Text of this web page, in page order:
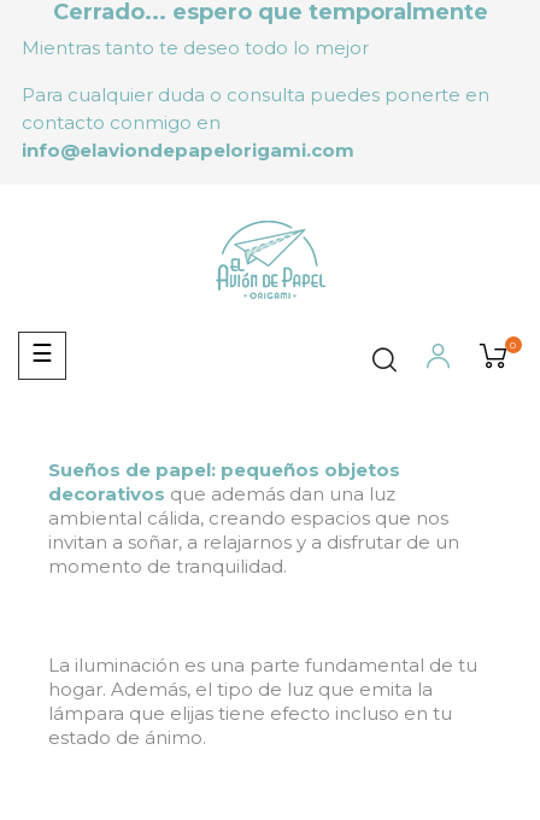
Cerrado... espero que temporalmente
Mientras tanto te deseo todo lo mejor
Para cualquier duda o consulta puedes ponerte en
contacto conmigo en
info@elaviondepapelorigami.com
Navegación
de
☰ 0
Sueños de papel: pequeños objetos
decorativos que además dan una luz
ambiental cálida, creando espacios que nos
invitan a soñar, a relajarnos y a disfrutar de un
momento de tranquilidad.
La iluminación es una parte fundamental de tu
hogar. Además, el tipo de luz que emita la
lámpara que elijas tiene efecto incluso en tu
estado de ánimo.